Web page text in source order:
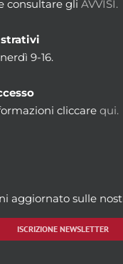
consultare gli AVVISI.
9-16.
cliccare qui.
aggiornato sulle
ISCRIZIONE NEWSLETTER